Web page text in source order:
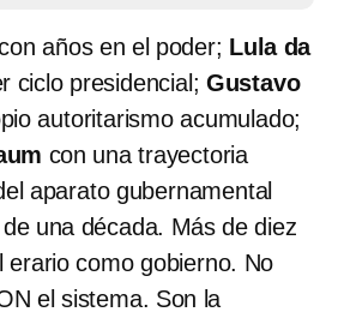
años en el poder; Lula da
ciclo presidencial; Gustavo
autoritarismo acumulado;
con una trayectoria
aparato gubernamental
una década. Más de diez
erario como gobierno. No
el sistema. Son la